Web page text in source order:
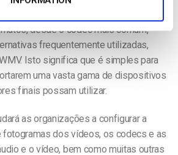
desde o codec mais comum,
frequentemente utilizadas,
Isto significa que é simples para
uma vasta gama de dispositivos
finais possam utilizar.
as organizações a configurar a
fotogramas dos vídeos, os codecs e as
e o vídeo, bem como muitas outras